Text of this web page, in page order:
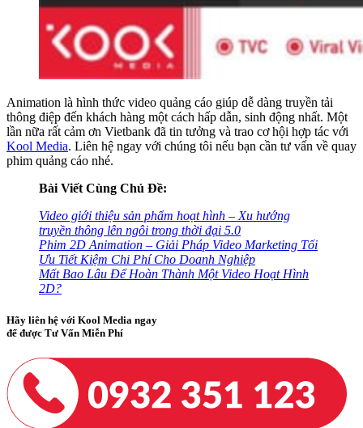
Animation là hình thức video quảng cáo giúp dễ dàng truyền tải
thông điệp đến khách hàng một cách hấp dẫn, sinh động nhất. Một
lần nữa rất cảm ơn Vietbank đã tin tưởng và trao cơ hội hợp tác với
Kool Media. Liên hệ ngay với chúng tôi nếu bạn cần tư vấn về quay
phim quảng cáo nhé.
Bài Viết Cùng Chủ Đề:
Video giới thiệu sản phẩm hoạt hình – Xu hướng
truyền thông lên ngôi trong thời đại 5.0
Phim 2D Animation – Giải Pháp Video Marketing Tối
Ưu Tiết Kiệm Chi Phí Cho Doanh Nghiệp
Mất Bao Lâu Để Hoàn Thành Một Video Hoạt Hình
2D?
Hãy liên hệ với Kool Media ngay
để được Tư Vấn Miễn Phí